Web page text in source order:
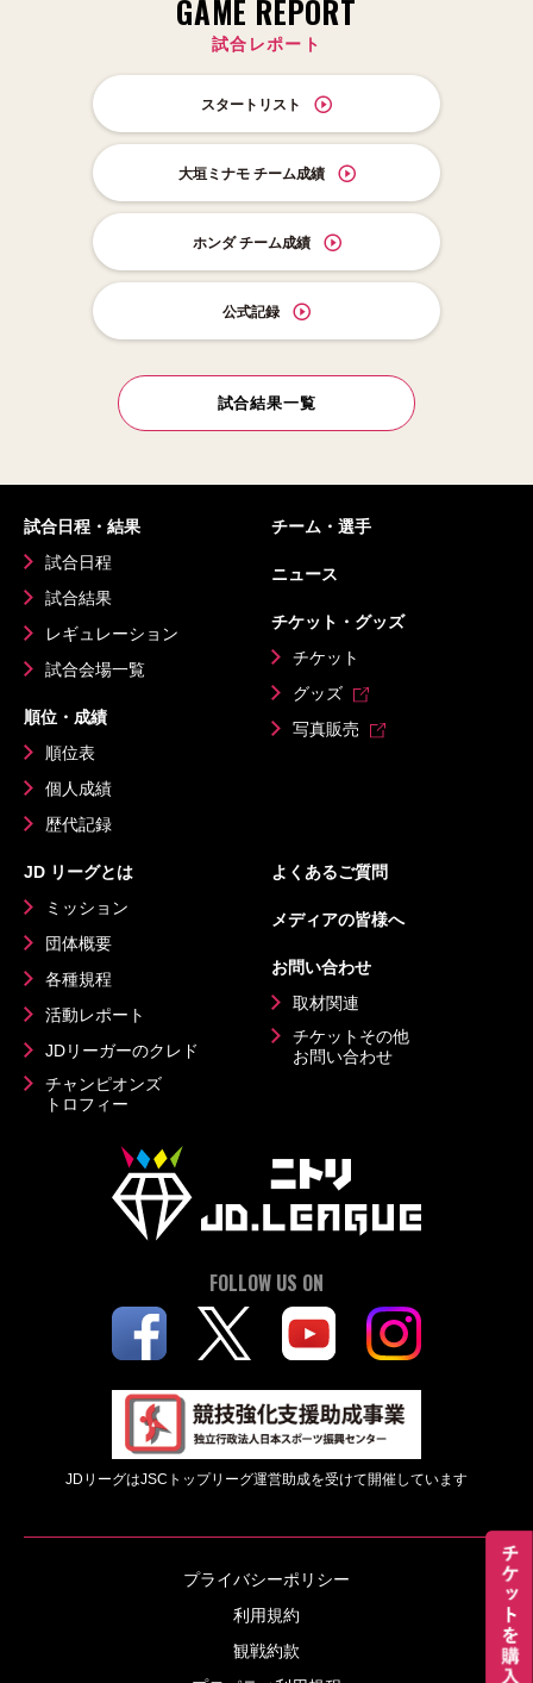
GAME REPORT
試合レポート
スタートリスト
大垣ミナモ チーム成績
ホンダ チーム成績
公式記録
試合結果一覧
試合日程・結果
試合日程
試合結果
レギュレーション
試合会場一覧
順位・成績
順位表
個人成績
歴代記録
チーム・選手
ニュース
チケット・グッズ
チケット
グッズ
写真販売
JD リーグとは
ミッション
団体概要
各種規程
活動レポート
JDリーガーのクレド
チャンピオンズ
トロフィー
よくあるご質問
メディアの皆様へ
お問い合わせ
取材関連
チケットその他
お問い合わせ
FOLLOW US ON
JDリーグはJSCトップリーグ運営助成を受けて開催しています
プライバシーポリシー
利用規約
観戦約款